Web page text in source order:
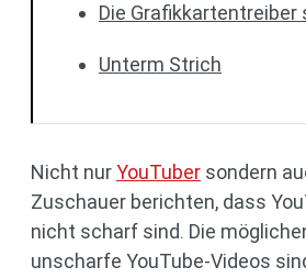
Die Grafikkartentreiber
Unterm Strich
Nicht nurYouTuber sondern
Zuschauer berichten, dass
nicht scharf sind. Die
unscharfe YouTube-Videos